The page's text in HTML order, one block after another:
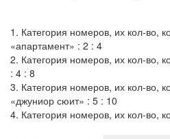
1. Категория номеров, их кол-во,
«апартамент» : 2 : 4
2. Категория номеров, их кол-во,
: 4 : 8
3. Категория номеров, их кол-во,
«джуниор сюит» : 5 : 10
4. Категория номеров, их кол-во,